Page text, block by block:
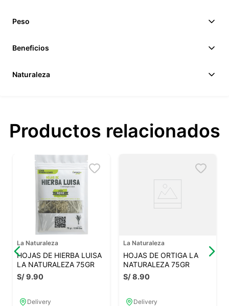
Peso
Beneficios
Naturaleza
Productos relacionados
La Naturaleza
HOJAS DE HIERBA LUISA
LA NATURALEZA 75GR
S/9.90
Delivery
La Naturaleza
HOJAS DE ORTIGA LA
NATURALEZA 75GR
S/8.90
Delivery